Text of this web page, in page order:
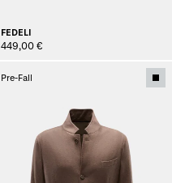
FEDELI
449,00 €
Pre-Fall